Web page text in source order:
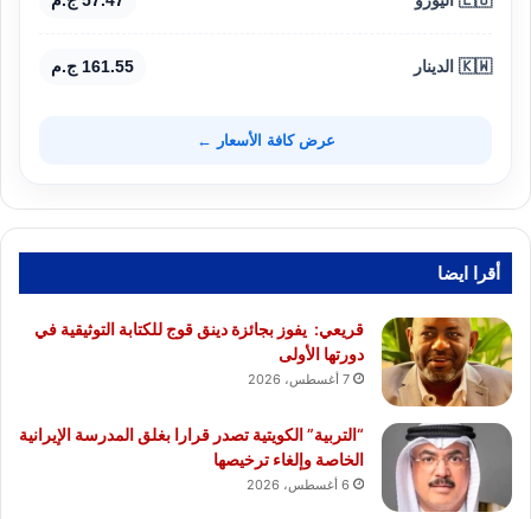
🇰🇼 الدينار 161.55 ج.م
عرض كافة الأسعار ←
أقرا ايضا
قريعي: يفوز بجائزة دينق قوج للكتابة التوثيقية في
دورتها الأولى
7 أغسطس، 2026
“التربية” الكويتية تصدر قرارا بغلق المدرسة الإيرانية
الخاصة وإلغاء ترخيصها
6 أغسطس، 2026